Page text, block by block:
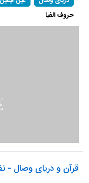
حروف الفبا
قرآن و دریای وصال -